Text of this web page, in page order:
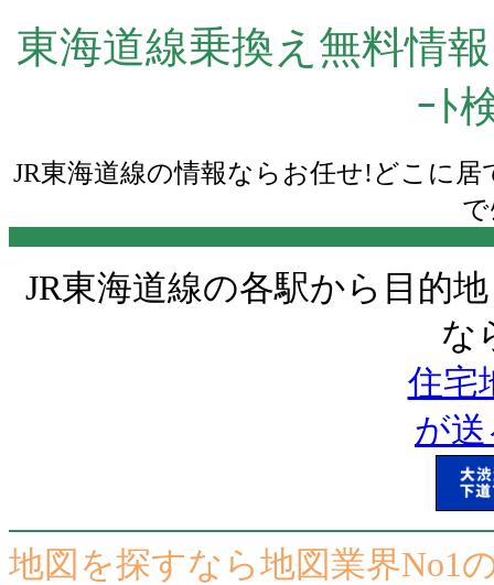
東海道線乗換え無料情
ｰﾄ
JR東海道線の情報ならお任せ!どこに
JR東海道線の各駅から目的
な
住宅
が
地図を探すなら地図業界No1